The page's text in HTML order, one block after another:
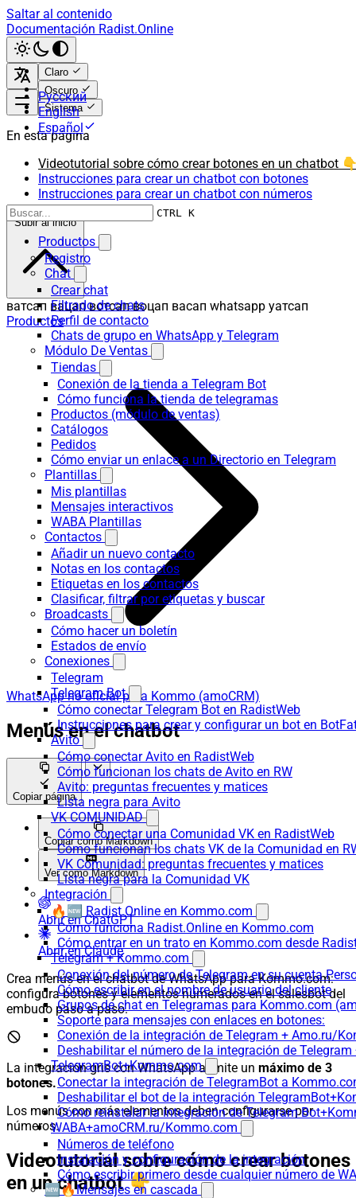
Saltar al contenido
Documentación Radist.Online
Claro
Oscuro
Sistema
Русский
English
Español
CTRL K
Productos
Registro
Chat
Crear chat
Filtrado de chats
Perfil de contacto
Chats de grupo en WhatsApp y Telegram
Módulo De Ventas
Tiendas
Conexión de la tienda a Telegram Bot
Cómo funciona la tienda de telegramas
Productos (módulo de ventas)
Catálogos
Pedidos
Cómo enviar un enlace a un Directorio en Telegram
Plantillas
Mis plantillas
Mensajes interactivos
WABA Plantillas
Contactos
Añadir un nuevo contacto
Notas en los contactos
Etiquetas en los contactos
Clasificar, filtrar por etiquetas y buscar
Broadcasts
Cómo hacer un boletín
Estados de envío
Conexiones
Telegram
Telegram Bot
Cómo conectar Telegram Bot en RadistWeb
Instrucciones para crear y configurar un bot en
Avito
Cómo conectar Avito en RadistWeb
Cómo funcionan los chats de Avito en RW
Avito: preguntas frecuentes y matices
Lista negra para Avito
VK COMUNIDAD
Cómo conectar una Comunidad VK en RadistWeb
Cómo funcionan los chats VK de la Comunidad en
VK Comunidad: preguntas frecuentes y matices
Lista negra para la Comunidad VK
Integración
🔥🆕 Radist.Online en Kommo.com
Cómo funciona Radist.Online en Kommo.com
Cómo entrar en un trato en Kommo.com desde
Telegram + Kommo.com
Conexión del número de Telegram en su cuenta
Cómo escribir en el nombre de usuario del cliente
Grupos de chat en Telegramas para Kommo.com
Soporte para mensajes con enlaces en botones:
Conexión de la integración de Telegram + Amo.ru/
Deshabilitar el número de la integración de
TelegramBot+Kommo.com
Conectar la integración de TelegramBot a
Deshabilitar el bot de la integración
Cómo reinstalar la integración de Telegram
WABA+amoCRM.ru/Kommo.com
Números de teléfono
Instalación y configuración de la integración
Cómo escribir primero desde cualquier número de
🆕🔥Mensajes en cascada
En esta página
Videotutorial sobre cómo crear botones en un chatbot
Instrucciones para crear un chatbot con botones
Instrucciones para crear un chatbot con números
Subir al inicio
ватсап вацап вотсап воцап васап whatsapp уатсап
Productos
WhatsApp no oficial para Kommo (amoCRM)
Menús en el chatbot
Copiar página
Copiar como Markdown
Ver como Markdown
Abrir en ChatGPT
Abrir en Claude
Crea menús en el chatbot de WhatsApp para Kommo.com:
configura botones y elementos numerados en el salesbot del
embudo paso a paso.
La integración gris con WhatsApp admite un máximo de 3
botones.
Los menús con más elementos deben configurarse por
números.
Videotutorial sobre cómo crear botones
en un chatbot 👇